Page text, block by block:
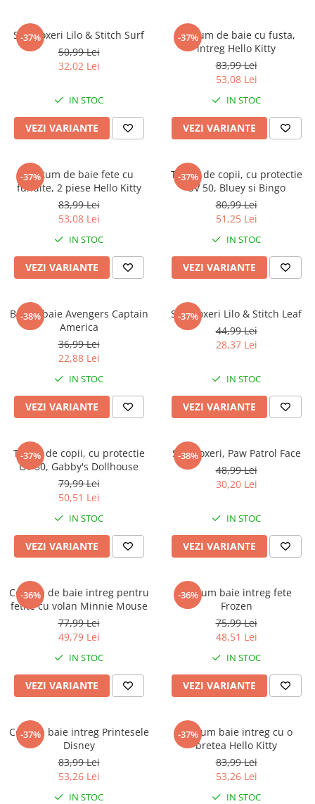
-37%
Slip boxeri Lilo & Stitch Surf
50,99 Lei
32,02 Lei
IN STOC
VEZI VARIANTE
-37%
Costum de baie cu fusta,
intreg Hello Kitty
83,99 Lei
53,08 Lei
IN STOC
VEZI VARIANTE
-37%
Costum de baie fete cu
fundite, 2 piese Hello Kitty
83,99 Lei
53,08 Lei
IN STOC
VEZI VARIANTE
-37%
Tricou de copii, cu protectie
UV 50, Bluey si Bingo
80,99 Lei
51,25 Lei
IN STOC
VEZI VARIANTE
-38%
Boxeri baie Avengers Captain
America
36,99 Lei
22,88 Lei
IN STOC
VEZI VARIANTE
-37%
Slip boxeri Lilo & Stitch Leaf
44,99 Lei
28,37 Lei
IN STOC
VEZI VARIANTE
-37%
Tricou de copii, cu protectie
UV 50, Gabby's Dollhouse
79,99 Lei
50,51 Lei
IN STOC
VEZI VARIANTE
-38%
Slip boxeri, Paw Patrol Face
48,99 Lei
30,20 Lei
IN STOC
VEZI VARIANTE
-36%
Costum de baie intreg pentru
fetite cu volan Minnie Mouse
77,99 Lei
49,79 Lei
IN STOC
VEZI VARIANTE
-36%
Costum baie intreg fete
Frozen
75,99 Lei
48,51 Lei
IN STOC
VEZI VARIANTE
-37%
Costum baie intreg Printesele
Disney
83,99 Lei
53,26 Lei
IN STOC
-37%
Costum baie intreg cu o
bretea Hello Kitty
83,99 Lei
53,26 Lei
IN STOC